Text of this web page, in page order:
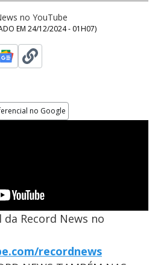
no YouTube
EM 24/12/2024 - 01H07)
no Google
da Record News no
recordnews